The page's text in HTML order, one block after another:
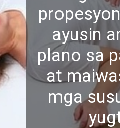
ayusin
plano sa
at maiwa
mga